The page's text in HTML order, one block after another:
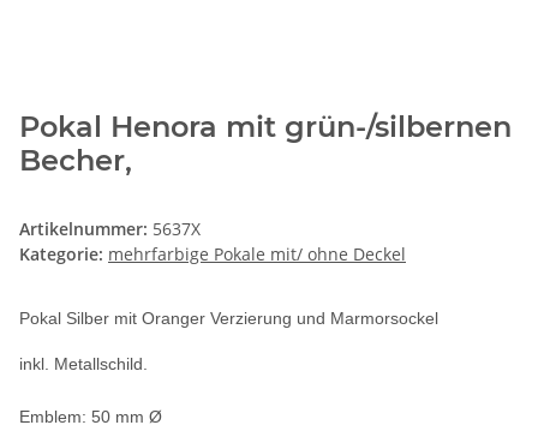
Pokal Henora mit grün-/silbernen
Becher,
Artikelnummer: 5637X
Kategorie: mehrfarbige Pokale mit/ ohne Deckel
Pokal Silber mit Oranger Verzierung und Marmorsockel
inkl. Metallschild.
Emblem: 50 mm Ø